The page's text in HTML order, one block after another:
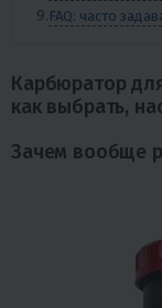
FAQ: часто
Карбюратор
как выбрать,
Зачем вообще